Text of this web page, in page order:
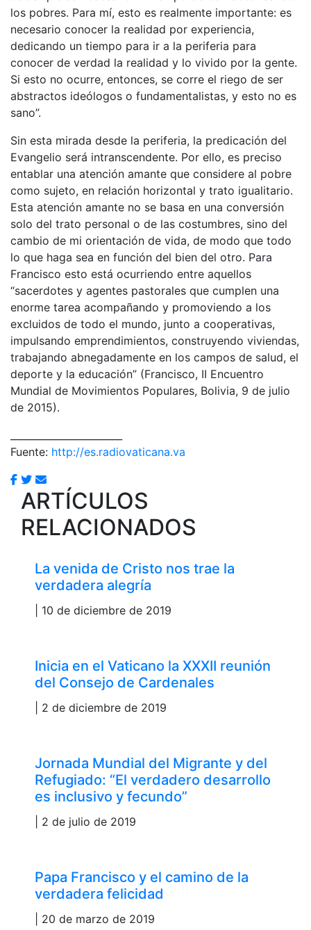
los pobres. Para mí, esto es realmente importante: es
necesario conocer la realidad por experiencia,
dedicando un tiempo para ir a la periferia para
conocer de verdad la realidad y lo vivido por la gente.
Si esto no ocurre, entonces, se corre el riego de ser
abstractos ideólogos o fundamentalistas, y esto no es
sano”.
Sin esta mirada desde la periferia, la predicación del
Evangelio será intranscendente. Por ello, es preciso
entablar una atención amante que considere al pobre
como sujeto, en relación horizontal y trato igualitario.
Esta atención amante no se basa en una conversión
solo del trato personal o de las costumbres, sino del
cambio de mi orientación de vida, de modo que todo
lo que haga sea en función del bien del otro. Para
Francisco esto está ocurriendo entre aquellos
“sacerdotes y agentes pastorales que cumplen una
enorme tarea acompañando y promoviendo a los
excluidos de todo el mundo, junto a cooperativas,
impulsando emprendimientos, construyendo viviendas,
trabajando abnegadamente en los campos de salud, el
deporte y la educación” (Francisco, II Encuentro
Mundial de Movimientos Populares, Bolivia, 9 de julio
de 2015).
Fuente: http://es.radiovaticana.va
ARTÍCULOS
RELACIONADOS
La venida de Cristo nos trae la
verdadera alegría
| 10 de diciembre de 2019
Inicia en el Vaticano la XXXII reunión
del Consejo de Cardenales
| 2 de diciembre de 2019
Jornada Mundial del Migrante y del
Refugiado: “El verdadero desarrollo
es inclusivo y fecundo”
| 2 de julio de 2019
Papa Francisco y el camino de la
verdadera felicidad
| 20 de marzo de 2019